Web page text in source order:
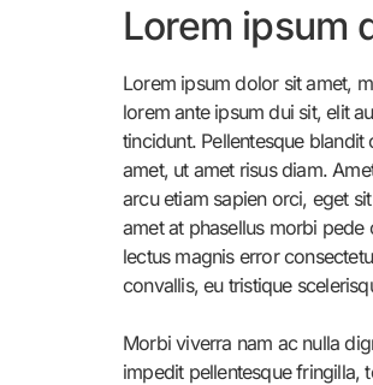
Lorem ipsum
Lorem ipsum dolor sit amet,
lorem ante ipsum dui sit, elit
tincidunt. Pellentesque
amet, ut amet risus diam.
arcu etiam sapien orci, eget
amet at phasellus morbi pede
lectus magnis error
convallis, eu tristique
Morbi viverra nam ac nulla
impedit pellentesque fringilla,